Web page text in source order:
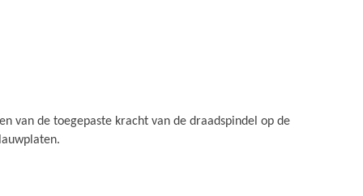
van de toegepaste kracht van de draadspindel op de